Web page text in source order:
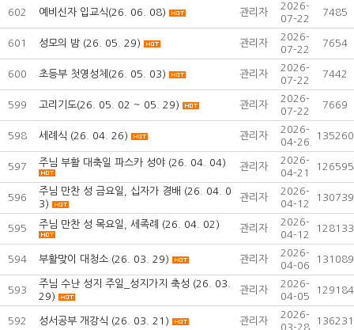
602 예비신자 입교식(26. 06. 08) 관리자
2026-
07-22
7485
601 성모의 밤 (26. 05. 29) 관리자
2026-
07-22
7654
600 초등부 첫영성체(26. 05. 03) 관리자
2026-
07-22
7442
599 고리기도(26. 05. 02 ~ 05. 29) 관리자
2026-
07-22
7669
598 세례식 (26. 04. 26) 관리자
2026-
04-26
135260
597 주님 부활 대축일 파스카 성야 (26. 04. 04) 관리자
2026-
04-21
126595
596
주님 만찬 성 금요일, 십자가 경배 (26. 04. 0
3)
관리자
2026-
04-12
130739
595 주님 만찬 성 목요일, 세족례 (26. 04. 02) 관리자
2026-
04-12
128133
594 부활맞이 대청소 (26. 03. 29) 관리자
2026-
04-06
131089
593
주님 수난 성지 주일_성지가지 축성 (26. 03.
29)
관리자
2026-
04-05
129184
592 성서공부 개강식 (26. 03. 21) 관리자
2026-
03-28
136231